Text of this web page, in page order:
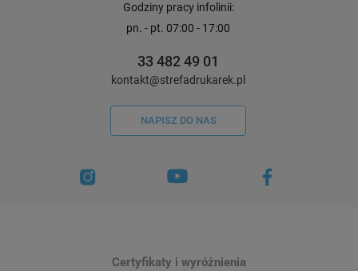
Godziny pracy infolinii:
pn. - pt. 07:00 - 17:00
33 482 49 01
kontakt@strefadrukarek.pl
NAPISZ DO NAS
Certyfikaty i wyróżnienia